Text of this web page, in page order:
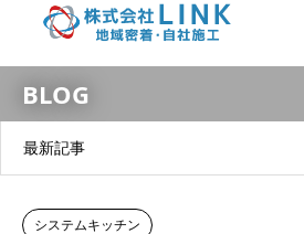
BLOG
最新記事
システムキッチン